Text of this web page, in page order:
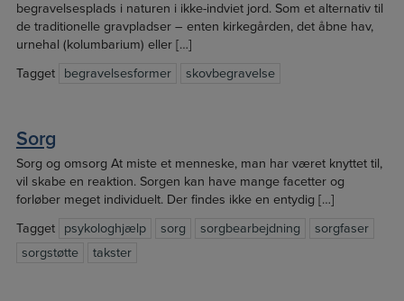
begravelsesplads i naturen i ikke-indviet jord. Som et alternativ til
de traditionelle gravpladser – enten kirkegården, det åbne hav,
urnehal (kolumbarium) eller […]
Tagget
begravelsesformer skovbegravelse
Sorg
Sorg og omsorg At miste et menneske, man har været knyttet til,
vil skabe en reaktion. Sorgen kan have mange facetter og
forløber meget individuelt. Der findes ikke en entydig […]
Tagget
psykologhjælp sorg sorgbearbejdning
sorgfaser
sorgstøtte
takster